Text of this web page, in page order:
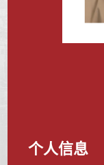
个人信息